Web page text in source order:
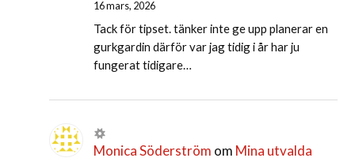
16 mars, 2026
Tack för tipset. tänker inte ge upp planerar en
gurkgardin därför var jag tidig i år har ju
fungerat tidigare…
Monica Söderström om Mina utvalda